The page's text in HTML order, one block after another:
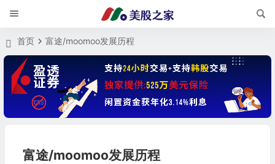
首页 富途/moomoo发展历程
富途/moomoo发展历程